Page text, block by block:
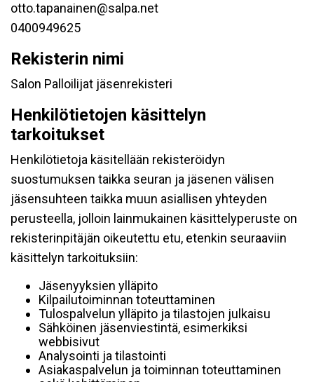
otto.tapanainen@salpa.net
0400949625
Rekisterin nimi
Salon Palloilijat jäsenrekisteri
Henkilötietojen käsittelyn
tarkoitukset
Henkilötietoja käsitellään rekisteröidyn
suostumuksen taikka seuran ja jäsenen välisen
jäsensuhteen taikka muun asiallisen yhteyden
perusteella, jolloin lainmukainen käsittelyperuste on
rekisterinpitäjän oikeutettu etu, etenkin seuraaviin
käsittelyn tarkoituksiin:
Jäsenyyksien ylläpito
Kilpailutoiminnan toteuttaminen
Tulospalvelun ylläpito ja tilastojen julkaisu
Sähköinen jäsenviestintä, esimerkiksi
webbisivut
Analysointi ja tilastointi
Asiakaspalvelun ja toiminnan toteuttaminen